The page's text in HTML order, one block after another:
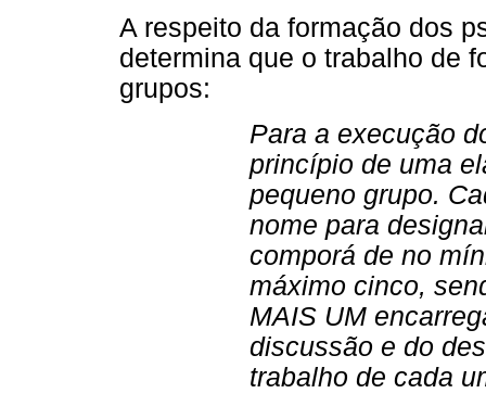
A respeito da formação dos
determina que o trabalho de
grupos:
Para a execução
princípio de uma
pequeno grupo.
nome para
comporá de no
máximo cinco,
MAIS UM
discussão e do
trabalho de cada